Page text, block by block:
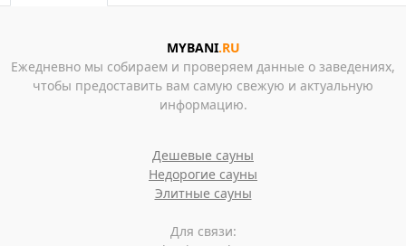
MYBANI.RU
Ежедневно мы собираем и проверяем данные о заведениях,
чтобы предоставить вам самую свежую и актуальную
информацию.
Дешевые сауны
Недорогие сауны
Элитные сауны
Для связи: